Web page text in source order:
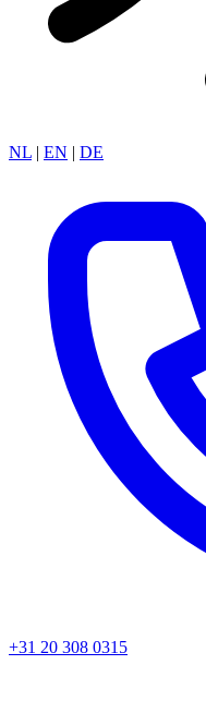
NL | EN | DE
+31 20 308 0315